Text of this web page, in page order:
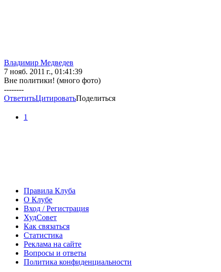
Владимир Медведев
7 нояб. 2011 г., 01:41:39
Вне политики! (много фото)
--------
ОтветитьЦитироватьПоделиться
1
Правила Клуба
О Клубе
Вход / Регистрация
ХудСовет
Как связаться
Статистика
Реклама на сайте
Вопросы и ответы
Политика конфиденциальности